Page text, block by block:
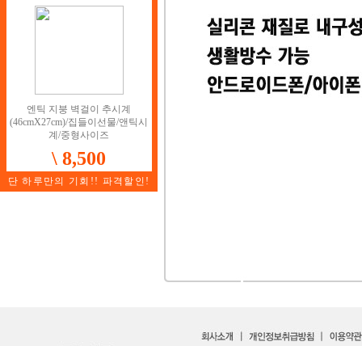
엔틱 지붕 벽걸이 추시계
(46cmX27cm)/집들이선물/앤틱시
계/중형사이즈
\ 8,500
단 하루만의 기회!! 파격할인!